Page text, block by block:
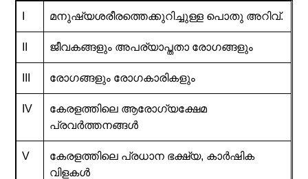
മനുഷ്യശരീരത്തെക്കുറിച്ചുള്ള പൊതു അറിവ്.
ജീവകങ്ങളും അപര്യാപ്തതാ രോഗങ്ങളും
രോഗങ്ങളും രോഗകാരികളും
IV
കേരളത്തിലെ ആരോഗ്യക്ഷേമ
പ്രവർത്തനങ്ങൾ
V
കേരളത്തിലെ പ്രധാന ഭക്ഷ്യ, കാർഷിക
വിളകൾ